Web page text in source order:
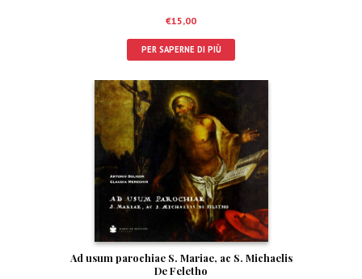
€15,00
PER SAPERNE DI PIÙ
Ad usum parochiae S. Mariae, ac S. Michaelis
De Feletho